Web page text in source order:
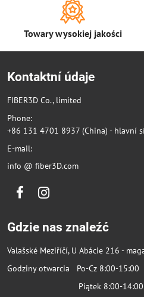
Towary wysokiej jakości
Kontaktní údaje
FIBER3D Co., limited
Phone:
+86 131 4701 8937 (China) - hlavní
E-mail:
info @ fiber3D.com
FacebookInstagram
Gdzie nas znaleźć
Valašské Meziříčí, U Abácie 216 -
Godziny otwarcia Po-Cz 8:00-15:00
Piątek 8:00-14:00